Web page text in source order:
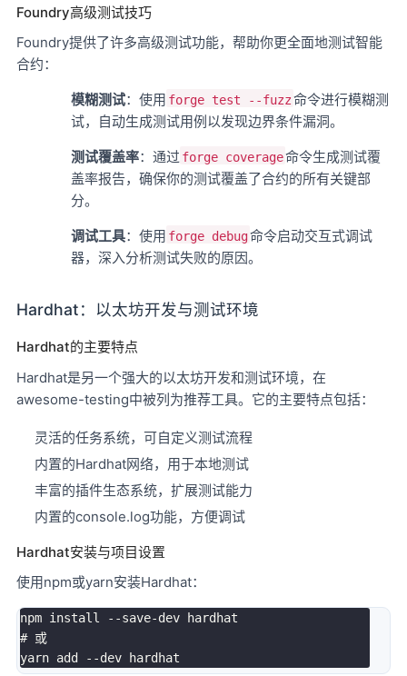
Foundry高级测试技巧
Foundry提供了许多高级测试功能，帮助你更全面地测试智能
合约：
模糊测试：使用 forge test --fuzz命令进行模糊测
试，自动生成测试用例以发现边界条件漏洞。
测试覆盖率：通过 forge coverage命令生成测试覆
盖率报告，确保你的测试覆盖了合约的所有关键部
分。
调试工具：使用 forge debug命令启动交互式调试
器，深入分析测试失败的原因。
Hardhat：以太坊开发与测试环境
Hardhat的主要特点
Hardhat是另一个强大的以太坊开发和测试环境，在
awesome-testing中被列为推荐工具。它的主要特点包括：
灵活的任务系统，可自定义测试流程
内置的Hardhat网络，用于本地测试
丰富的插件生态系统，扩展测试能力
内置的console.log功能，方便调试
Hardhat安装与项目设置
使用npm或yarn安装Hardhat：
npm install --save-dev hardhat
# 或